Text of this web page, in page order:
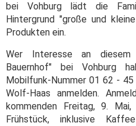
bei Vohburg lädt die
Hintergrund "große und
Produkten ein.
Wer Interesse an diesem
Bauernhof" bei Vohburg
Mobilfunk-Nummer 01 62 -
Wolf-Haas anmelden.
kommenden Freitag, 9.
Frühstück, inklusive